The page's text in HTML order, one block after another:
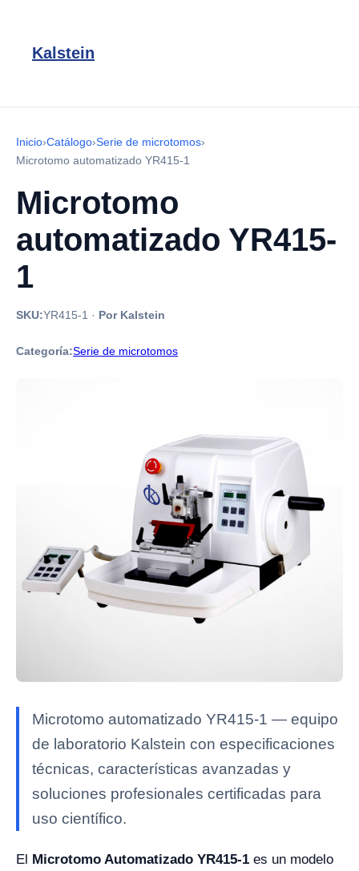
Kalstein
Inicio›Catálogo›Serie de microtomos›
Microtomo automatizado YR415-1
Microtomo
automatizado YR415-
1
SKU:YR415-1 · Por Kalstein
Categoría:Serie de microtomos
Microtomo automatizado YR415-1 — equipo
de laboratorio Kalstein con especificaciones
técnicas, características avanzadas y
soluciones profesionales certificadas para
uso científico.
El Microtomo Automatizado YR415-1 es un modelo